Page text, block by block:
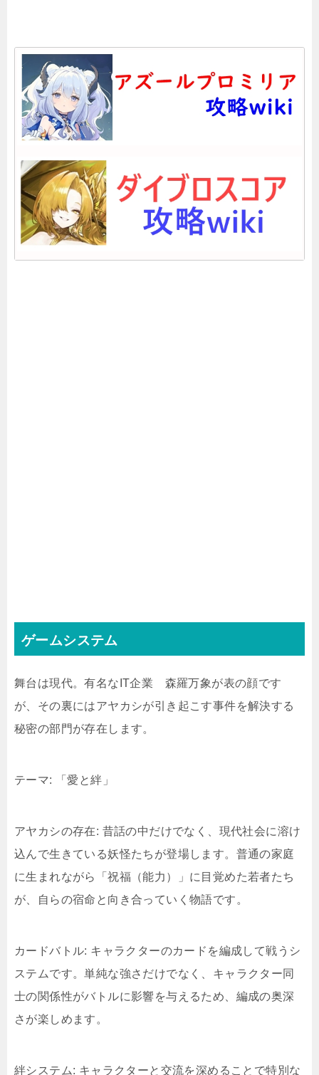
ゲームシステム
舞台は現代。有名なIT企業 森羅万象が表の顔です
が、その裏にはアヤカシが引き起こす事件を解決する
秘密の部門が存在します。
テーマ: 「愛と絆」
アヤカシの存在: 昔話の中だけでなく、現代社会に溶け
込んで生きている妖怪たちが登場します。普通の家庭
に生まれながら「祝福（能力）」に目覚めた若者たち
が、自らの宿命と向き合っていく物語です。
カードバトル: キャラクターのカードを編成して戦うシ
ステムです。単純な強さだけでなく、キャラクター同
士の関係性がバトルに影響を与えるため、編成の奥深
さが楽しめます。
絆システム: キャラクターと交流を深めることで特別な